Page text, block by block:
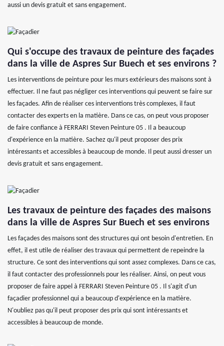
aussi un devis gratuit et sans engagement.
Qui s'occupe des travaux de peinture des façades
dans la ville de Aspres Sur Buech et ses environs ?
Les interventions de peinture pour les murs extérieurs des maisons sont à
effectuer. Il ne faut pas négliger ces interventions qui peuvent se faire sur
les façades. Afin de réaliser ces interventions très complexes, il faut
contacter des experts en la matière. Dans ce cas, on peut vous proposer
de faire confiance à FERRARI Steven Peinture 05 . Il a beaucoup
d'expérience en la matière. Sachez qu'il peut proposer des prix
intéressants et accessibles à beaucoup de monde. Il peut aussi dresser un
devis gratuit et sans engagement.
Les travaux de peinture des façades des maisons
dans la ville de Aspres Sur Buech et ses environs
Les façades des maisons sont des structures qui ont besoin d'entretien. En
effet, il est utile de réaliser des travaux qui permettent de repeindre la
structure. Ce sont des interventions qui sont assez complexes. Dans ce cas,
il faut contacter des professionnels pour les réaliser. Ainsi, on peut vous
proposer de faire appel à FERRARI Steven Peinture 05 . Il s'agit d'un
façadier professionnel qui a beaucoup d'expérience en la matière.
N'oubliez pas qu'il peut proposer des prix qui sont intéressants et
accessibles à beaucoup de monde.